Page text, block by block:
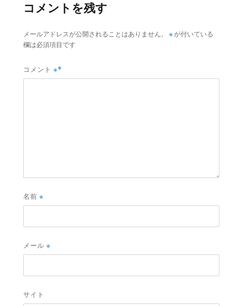
コメントを残す
メールアドレスが公開されることはありません。 ※が付いている
欄は必須項目です
コメント ※
名前 ※
メール ※
サイト